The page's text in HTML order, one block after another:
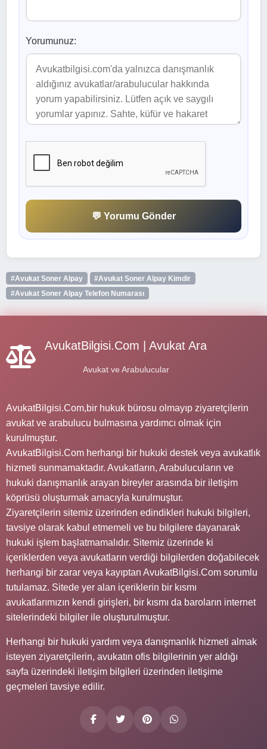
Yorumunuz:
💬 Yorumu Gönder
#Avukat Soner Alpay
#Avukat Soner Alpay Kimdir
#Avukat Soner Alpay Telefon Numarası
AvukatBilgisi.Com | Avukat Ara
Avukat ve Arabulucular
AvukatBilgisi.Com,bir hukuk bürosu olmayıp ziyaretçilerin
avukat ve arabulucu bulmasına yardımcı olmak için
kurulmuştur.
AvukatBilgisi.Com herhangi bir hukuki destek veya avukatlık
hizmeti sunmamaktadır. Avukatların, Arabulucuların ve
hukuki danışmanlık arayan bireyler arasında bir iletişim
köprüsü oluşturmak amacıyla kurulmuştur.
Ziyaretçilerin sitemiz üzerinden edindikleri hukuki bilgileri,
tavsiye olarak kabul etmemeli ve bu bilgilere dayanarak
hukuki işlem başlatmamalıdır. Sitemiz üzerinde ki
içeriklerden veya avukatların verdiği bilgilerden doğabilecek
herhangi bir zarar veya kayıptan AvukatBilgisi.Com sorumlu
tutulamaz. Sitede yer alan içeriklerin bir kısmı
avukatlarımızın kendi girişleri, bir kısmı da baroların internet
sitelerindeki bilgiler ile oluşturulmuştur.
Herhangi bir hukuki yardım veya danışmanlık hizmeti almak
isteyen ziyaretçilerin, avukatın ofis bilgilerinin yer aldığı
sayfa üzerindeki iletişim bilgileri üzerinden iletişime
geçmeleri tavsiye edilir.